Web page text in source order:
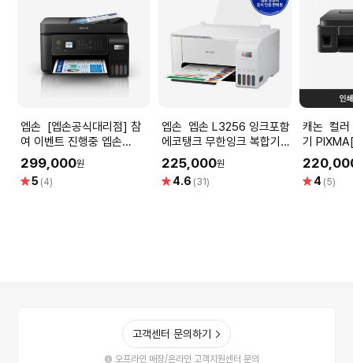
엡손 [엡손공식대리점] 참
여 이벤트 진행중 엡손
L5290 정품 무한 잉크젯 복
합기 인쇄 스캔 복사 팩스 정
품잉크 포함
299,000원
별5 (4)
엡손 엡손 L3256 잉크포함
에코탱크 무한잉크 복합기
프린터 가정용 무선
225,000원
별 4.6 (31)
캐논 컬러 무한잉크젯 복합
기
함/
별 4 (5)
고객센터 문의하기
오프라인 매장/온라인 고객지원센터 문의